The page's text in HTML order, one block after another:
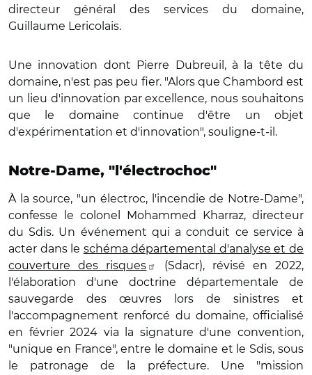
directeur général des services du domaine,
Guillaume Lericolais.
Une innovation dont Pierre Dubreuil, à la tête du
domaine, n'est pas peu fier. "Alors que Chambord est
un lieu d'innovation par excellence, nous souhaitons
que le domaine continue d'être un objet
d'expérimentation et d'innovation", souligne-t-il.
Notre-Dame, "l'électrochoc"
À la source, "un électroc, l'incendie de Notre-Dame",
confesse le colonel Mohammed Kharraz, directeur
du Sdis. Un événement qui a conduit ce service à
acter dans le schéma départemental d'analyse et de
couverture des risques
(Sdacr), révisé en 2022,
l'élaboration d'une doctrine départementale de
sauvegarde des œuvres lors de sinistres et
l'accompagnement renforcé du domaine, officialisé
en février 2024 via la signature d'une convention,
"unique en France", entre le domaine et le Sdis, sous
le patronage de la préfecture. Une "mission